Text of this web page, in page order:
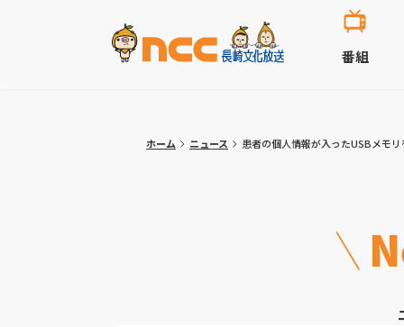
番組
ホーム ニュース 患者の個人情報が入ったUSBメモ